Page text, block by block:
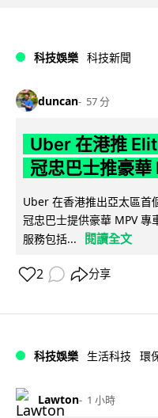
科技娛樂 科技新聞
duncan 57 分
Uber 在港推
冠忠巴士推豪華
Uber 在香港推出亞太區首
冠忠巴士提供豪華 MPV 專
服務包括...
閱讀全文
2 分享
科技娛樂 生活科技 環
Lawton 1 小時